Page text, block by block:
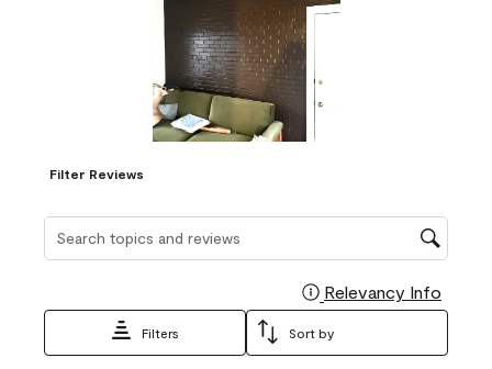
Filter Reviews
Relevancy Info
Filters Sort by